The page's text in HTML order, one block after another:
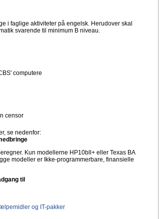
i faglige aktiviteter på engelsk. Herudover skal
svarende til minimum B niveau.
computere
censor
se nedenfor:
Kun modellerne HP10bll+ eller Texas BA
modeller er Ikke-programmerbare, finansielle
til
og IT-pakker